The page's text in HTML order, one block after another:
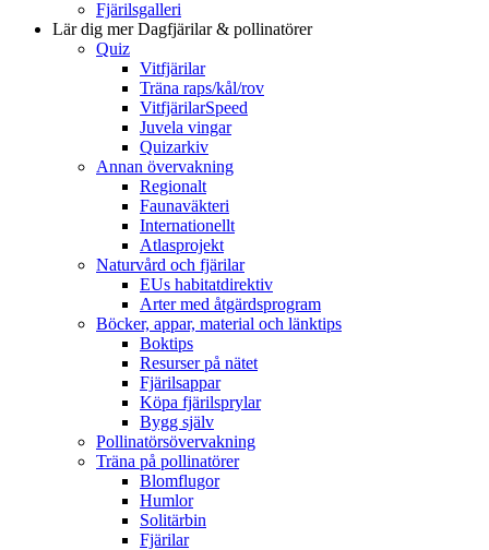
Fjärilsgalleri
Lär dig merDagfjärilar & pollinatörer
Quiz
Vitfjärilar
Träna raps/kål/rov
VitfjärilarSpeed
Juvela vingar
Quizarkiv
Annan övervakning
Regionalt
Faunaväkteri
Internationellt
Atlasprojekt
Naturvård och fjärilar
EUs habitatdirektiv
Arter med åtgärdsprogram
Böcker, appar, material och länktips
Boktips
Resurser på nätet
Fjärilsappar
Köpa fjärilsprylar
Bygg själv
Pollinatörsövervakning
Träna på pollinatörer
Blomflugor
Humlor
Solitärbin
Fjärilar